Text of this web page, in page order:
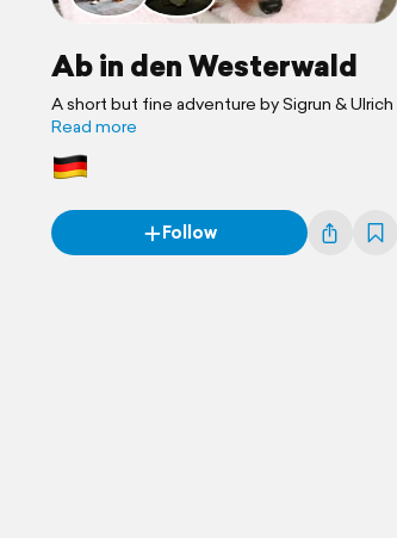
Ab in den Westerwald
A short but fine adventure by Sigrun & Ulrich
Read more
Follow